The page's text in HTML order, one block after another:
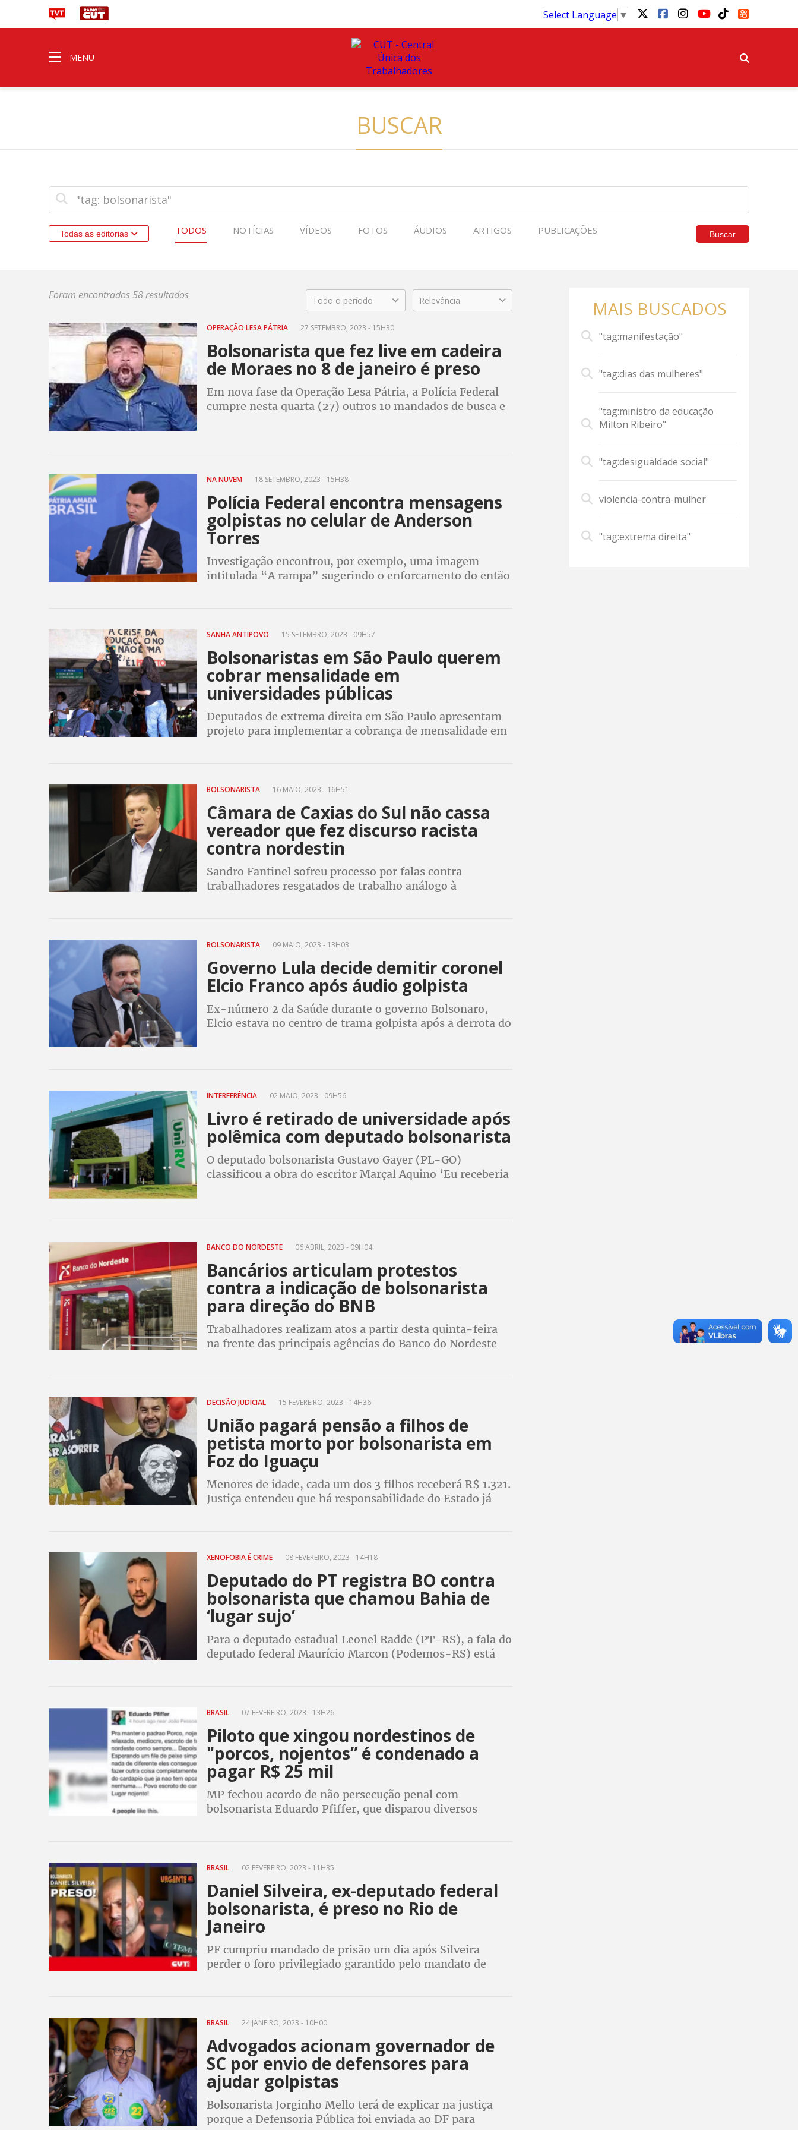
Select Language ▼
MENU
BUSCAR
Todas as editorias TODOS NOTÍCIAS VÍDEOS FOTOS ÁUDIOS ARTIGOS PUBLICAÇÕES Buscar
Foram encontrados 58 resultados Todo o período Relevância
OPERAÇÃO LESA PÁTRIA 27 SETEMBRO, 2023 - 15H30
Bolsonarista que fez live em cadeira
de Moraes no 8 de janeiro é preso
Em nova fase da Operação Lesa Pátria, a Polícia Federal
cumpre nesta quarta (27) outros 10 mandados de busca e
NA NUVEM 18 SETEMBRO, 2023 - 15H38
Polícia Federal encontra mensagens
golpistas no celular de Anderson
Torres
Investigação encontrou, por exemplo, uma imagem
intitulada “A rampa” sugerindo o enforcamento do então
SANHA ANTIPOVO 15 SETEMBRO, 2023 - 09H57
Bolsonaristas em São Paulo querem
cobrar mensalidade em
universidades públicas
Deputados de extrema direita em São Paulo apresentam
projeto para implementar a cobrança de mensalidade em
BOLSONARISTA 16 MAIO, 2023 - 16H51
Câmara de Caxias do Sul não cassa
vereador que fez discurso racista
contra nordestin
Sandro Fantinel sofreu processo por falas contra
trabalhadores resgatados de trabalho análogo à
BOLSONARISTA 09 MAIO, 2023 - 13H03
Governo Lula decide demitir coronel
Elcio Franco após áudio golpista
Ex-número 2 da Saúde durante o governo Bolsonaro,
Elcio estava no centro de trama golpista após a derrota do
INTERFERÊNCIA 02 MAIO, 2023 - 09H56
Livro é retirado de universidade após
polêmica com deputado bolsonarista
O deputado bolsonarista Gustavo Gayer (PL-GO)
classificou a obra do escritor Marçal Aquino ‘Eu receberia
BANCO DO NORDESTE 06 ABRIL, 2023 - 09H04
Bancários articulam protestos
contra a indicação de bolsonarista
para direção do BNB
Trabalhadores realizam atos a partir desta quinta-feira
na frente das principais agências do Banco do Nordeste
DECISÃO JUDICIAL 15 FEVEREIRO, 2023 - 14H36
União pagará pensão a filhos de
petista morto por bolsonarista em
Foz do Iguaçu
Menores de idade, cada um dos 3 filhos receberá R$ 1.321.
Justiça entendeu que há responsabilidade do Estado já
XENOFOBIA É CRIME 08 FEVEREIRO, 2023 - 14H18
Deputado do PT registra BO contra
bolsonarista que chamou Bahia de
‘lugar sujo’
Para o deputado estadual Leonel Radde (PT-RS), a fala do
deputado federal Maurício Marcon (Podemos-RS) está
BRASIL 07 FEVEREIRO, 2023 - 13H26
Piloto que xingou nordestinos de
"porcos, nojentos” é condenado a
pagar R$ 25 mil
MP fechou acordo de não persecução penal com
bolsonarista Eduardo Pfiffer, que disparou diversos
BRASIL 02 FEVEREIRO, 2023 - 11H35
Daniel Silveira, ex-deputado federal
bolsonarista, é preso no Rio de
Janeiro
PF cumpriu mandado de prisão um dia após Silveira
perder o foro privilegiado garantido pelo mandato de
BRASIL 24 JANEIRO, 2023 - 10H00
Advogados acionam governador de
SC por envio de defensores para
ajudar golpistas
Bolsonarista Jorginho Mello terá de explicar na justiça
porque a Defensoria Pública foi enviada ao DF para
MAIS BUSCADOS
"tag:manifestação"
"tag:dias das mulheres"
"tag:ministro da educação
Milton Ribeiro"
"tag:desigualdade social"
violencia-contra-mulher
"tag:extrema direita"